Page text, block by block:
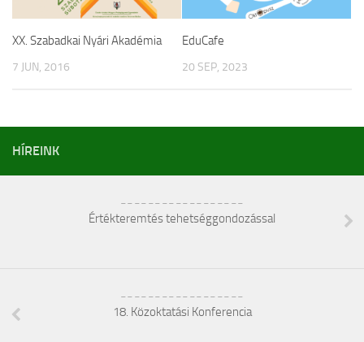
XX. Szabadkai Nyári Akadémia
7 JUN, 2016
EduCafe
20 SEP, 2023
HÍREINK
Értékteremtés tehetséggondozással
18. Közoktatási Konferencia